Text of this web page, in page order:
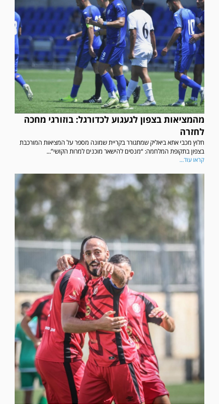
מהמציאות בצפון לגעגוע לכדורגל: בוזורגי מחכה
לחזרה
חלוץ מכבי אתא ביאליק שמתגורר בקריית שמונה מספר על המציאות המורכבת
בצפון בתקופת המלחמה: “מנסים להישאר מוכנים למרות הקושי”...
קראו עוד...